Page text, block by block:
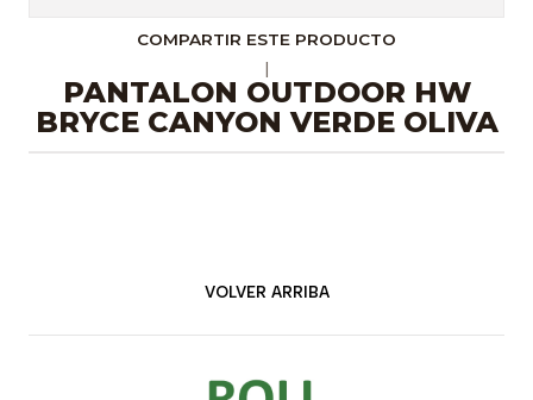
COMPARTIR ESTE PRODUCTO
PANTALON OUTDOOR HW
BRYCE CANYON VERDE OLIVA
VOLVER ARRIBA